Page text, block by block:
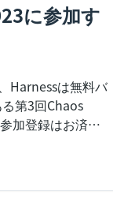
に参加す
Harnessは無料バ
第3回Chaos
加登録はお済み